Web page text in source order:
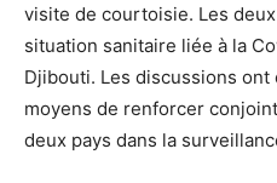
visite de courtoisie. Les
situation sanitaire liée à la
Djibouti. Les discussions
moyens de renforcer
deux pays dans la